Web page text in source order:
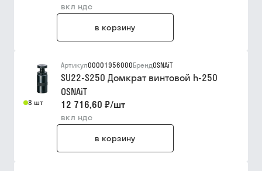
вкл ндс
в корзину
8 шт
Артикул00001956000БрендOSNAiT
SU22-S250 Домкрат винтовой h-250
OSNAiT
12 716,60 ₽/шт
вкл ндс
в корзину